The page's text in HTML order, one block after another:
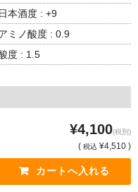
県霧島市）
）
ﾟｰﾆｭ
ﾝﾇ）
日本酒度 : +9
ミノ酸度 : 0.9
度 : 1.5
¥4,100(税別)
( 税込 ¥4,510 )